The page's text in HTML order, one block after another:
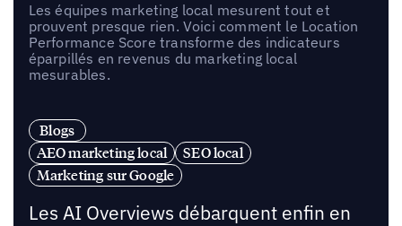
Les équipes marketing local mesurent tout et
prouvent presque rien. Voici comment le Location
Performance Score transforme des indicateurs
éparpillés en revenus du marketing local
mesurables.
Blogs
AEO marketing local
SEO local
Marketing sur Google
Les AI Overviews débarquent enfin en